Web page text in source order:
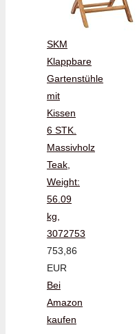
SKM
Klappbare
Gartenstühle
mit
Kissen
6 STK.
Massivholz
Teak,
Weight:
56.09
kg,
3072753
753,86
EUR
Bei
Amazon
kaufen